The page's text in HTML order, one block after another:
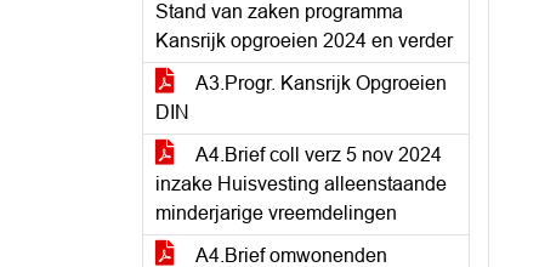
Stand van zaken programma
Kansrijk opgroeien 2024 en verder
A3.Progr. Kansrijk Opgroeien
DIN
A4.Brief coll verz 5 nov 2024
inzake Huisvesting alleenstaande
minderjarige vreemdelingen
A4.Brief omwonenden